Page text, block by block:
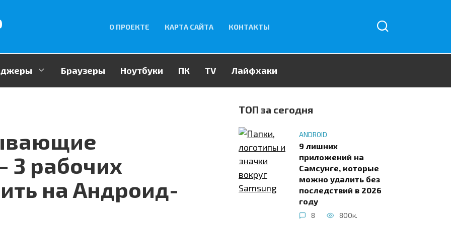
О ПРОЕКТЕ КАРТА САЙТА КОНТАКТЫ
Браузеры Ноутбуки ПК TV Лайфхаки
3 рабочих
на Андроид-
ТОП за сегодня
ANDROID
9 лишних
приложений на
Самсунге, которые
можно удалить без
последствий в 2026
году
8 800к.